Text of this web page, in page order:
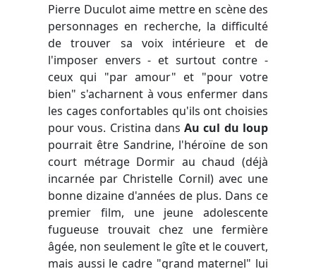
Pierre Duculot aime mettre en scène des
personnages en recherche, la difficulté
de trouver sa voix intérieure et de
l'imposer envers - et surtout contre -
ceux qui "par amour" et "pour votre
bien" s'acharnent à vous enfermer dans
les cages confortables qu'ils ont choisies
pour vous. Cristina dansAu cul du loup
pourrait être Sandrine, l'héroïne de son
court métrage Dormir au chaud (déjà
incarnée par Christelle Cornil) avec une
bonne dizaine d'années de plus. Dans ce
premier film, une jeune adolescente
fugueuse trouvait chez une fermière
âgée, non seulement le gîte et le couvert,
mais aussi le cadre "grand maternel" lui